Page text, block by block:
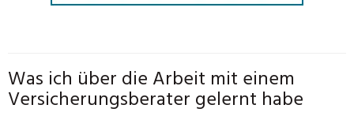
Was ich über die Arbeit mit einem
Versicherungsberater gelernt habe